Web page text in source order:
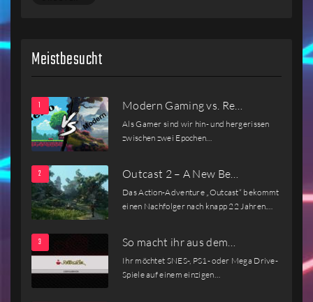
Meistbesucht
Modern Gaming vs. Re…
Als Gamer sind wir hin- und hergerissen
zwischen zwei Epochen…
Outcast 2 – A New Be…
Das Action-Adventure „Outcast“ bekommt
einen Nachfolger nach knapp 22 Jahren.…
So macht ihr aus dem…
Ihr möchtet SNES-, PS1- oder Mega Drive-
Spiele auf einem einzigen…